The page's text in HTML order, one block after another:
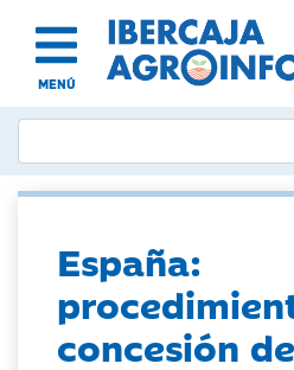
MENÚ
España:
concesión